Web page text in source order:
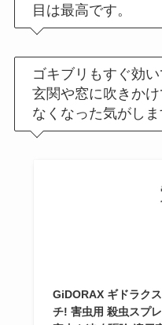
目は最高です。
ゴキブリもすぐ効
玄関や窓に吹きか
なくなった気がしま
GiDORAX ギドラク
チ! 害虫用 殺虫スプ